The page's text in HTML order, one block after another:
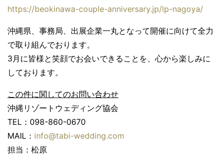
https://beokinawa-couple-anniversary.jp/lp-nagoya/
沖縄県、事務局、出展企業一丸となって開催に向けて全力
で取り組んでおります。
3月に皆様と笑顔でお会いできることを、心から楽しみに
しております。
この件に関してのお問い合わせ
沖縄リゾートウェディング協会
TEL：098-860-0670
MAIL： info@tabi-wedding.com
担当：松原